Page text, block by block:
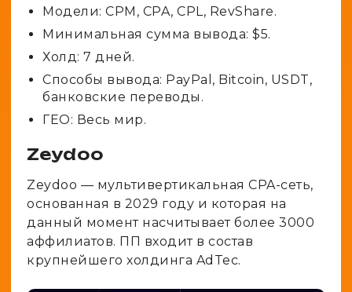
Модели: CPM, CPA, CPL, RevShare.
Минимальная сумма вывода: $5.
Холд: 7 дней.
Способы вывода: PayPal, Bitcoin, USDT,
банковские переводы.
ГЕО: Весь мир.
Zeydoo
Zeydoo — мультивертикальная CPA-сеть,
основанная в 2029 году и которая на
данный момент насчитывает более 3000
аффилиатов. ПП входит в состав
крупнейшего холдинга AdTec.